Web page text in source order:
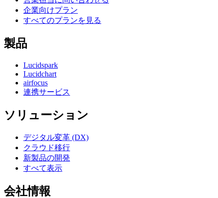
企業向けプラン
すべてのプランを見る
製品
Lucidspark
Lucidchart
airfocus
連携サービス
ソリューション
デジタル変革 (DX)
クラウド移行
新製品の開発
すべて表示
会社情報